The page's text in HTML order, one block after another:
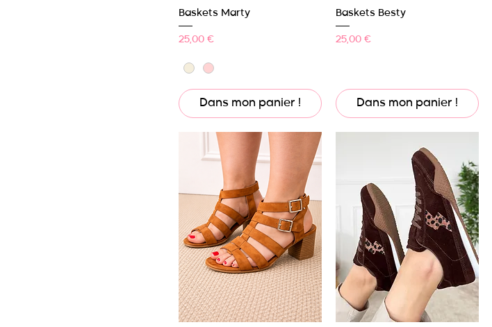
Aperçu rapide
Baskets Marty
Prix
25,00 €
Dans mon panier !
Aperçu rapide
Baskets Besty
Prix
25,00 €
Dans mon panier !